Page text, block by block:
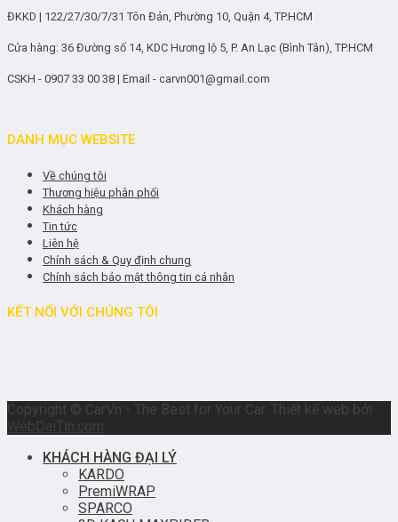
ĐKKD | 122/27/30/7/31 Tôn Đản, Phường 10, Quận 4, TP.HCM
Cửa hàng: 36 Đường số 14, KDC Hương lộ 5, P. An Lạc (Bình Tân), TP.HCM
CSKH - 0907 33 00 38 | Email - carvn001@gmail.com
DANH MỤC WEBSITE
Về chúng tôi
Thương hiệu phân phối
Khách hàng
Tin tức
Liên hệ
Chính sách & Quy định chung
Chính sách bảo mật thông tin cá nhân
KẾT NỐI VỚI CHÚNG TÔI
Copyright © CarVn - The Best for Your Car. Thiết kế web bởi
WebDaiTin.com
KHÁCH HÀNG ĐẠI LÝ
KARDO
PremiWRAP
SPARCO